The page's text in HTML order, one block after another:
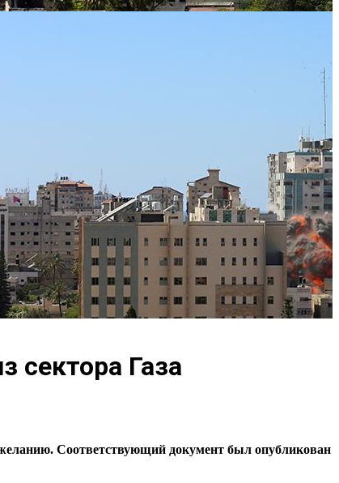
сектора Газа
Соответствующий документ был опубликован